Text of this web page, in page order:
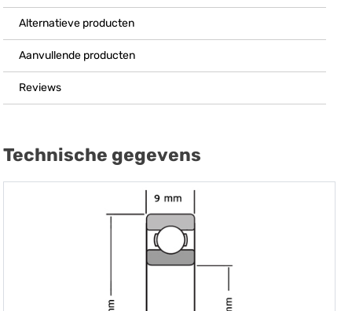
Alternatieve producten
Aanvullende producten
Reviews
Technische gegevens